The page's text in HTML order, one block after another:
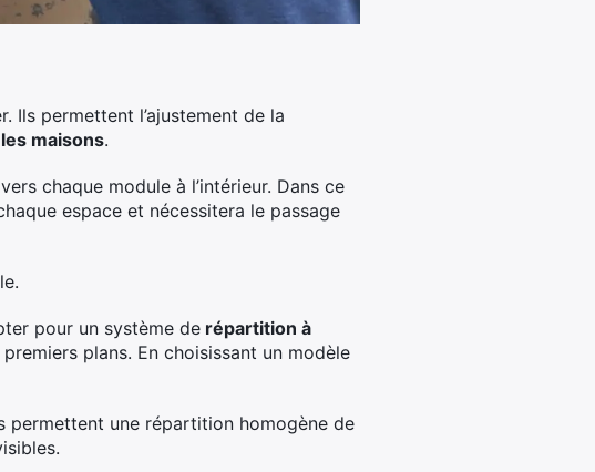
Ils permettent l’ajustement de la
maisons.
chaque module à l’intérieur. Dans ce
espace et nécessitera le passage
pour un système de répartition à
plans. En choisissant un modèle
permettent une répartition homogène de